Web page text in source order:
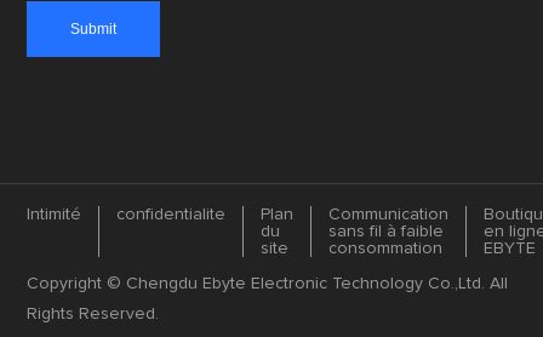
Intimité confidentialite
Plan
du
site
Communication
sans fil à faible
consommation
en
EBYTE
Copyright © Chengdu Ebyte Electronic Technology Co.,Ltd. All
Rights Reserved.